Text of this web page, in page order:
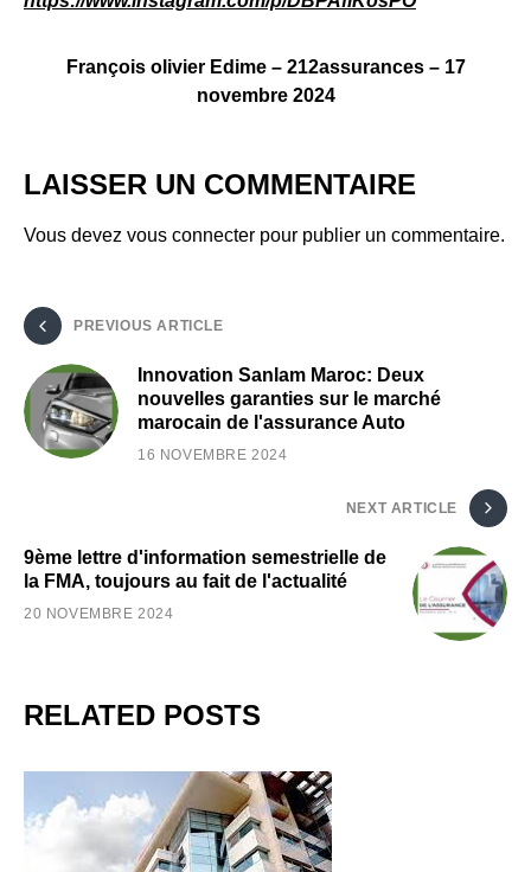
François olivier Edime – 212assurances – 17
novembre 2024
LAISSER UN COMMENTAIRE
Vous devez vous connecter pour publier un commentaire.
PREVIOUS ARTICLE
Innovation Sanlam Maroc: Deux
nouvelles garanties sur le marché
marocain de l'assurance Auto
16 NOVEMBRE 2024
NEXT ARTICLE
9ème lettre d'information semestrielle de
la FMA, toujours au fait de l'actualité
20 NOVEMBRE 2024
RELATED POSTS